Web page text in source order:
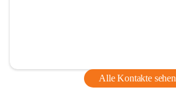
Alle Kontakte sehen